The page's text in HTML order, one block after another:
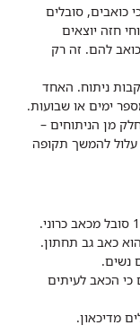
כואבים, סובלים
חזה יוצאים
להם. זה רק
ניתוח. האחד
ימים או שבועות.
מן הניתוחים –
עלול להמשך תקופה
כאב גב תחתון.
כי הכאב לעיתים